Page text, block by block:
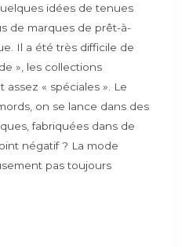
idées de tenues
de marques de prêt-à-
Il a été très difficile de
», les collections
« spéciales ». Le
on se lance dans des
fabriquées dans de
négatif ? La mode
pas toujours